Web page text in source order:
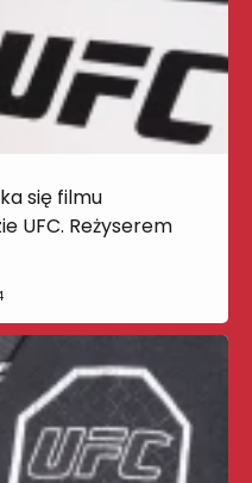
się filmu
UFC. Reżyserem